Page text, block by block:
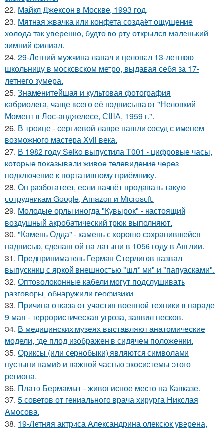
22. Майкл Джексон в Москве, 1993 год.
23. Мятная жвачка или конфета создаёт ощущение
холода так уверенно, будто во рту открылся маленький
зимний филиал.
24. 29-Летний мужчина лапал и целовал 13-летнюю
школьницу в московском метро, выдавая себя за 17-
летнего зумера.
25. Знаменитейшая и культовая фотография
кабриолета, чаще всего её подписывают "Неловкий
Момент в Лос-анджелесе, США, 1959 г.".
26. В троице - сергиевой лавре нашли сосуд с именем
возможного мастера Xvii века.
27. В 1982 году Seiko выпустила T001 - цифровые часы,
которые показывали живое телевидение через
подключение к портативному приёмнику.
28. Он разбогатеет, если начнёт продавать такую
сотрудникам Google, Amazon и Microsoft.
29. Молодые орлы иногда "Кувырок" - настоящий
воздушный акробатический трюк выполняют.
30. "Камень Одда" - камень с хорошо сохранившейся
надписью, сделанной на латыни в 1056 году в Англии.
31. Предприниматель Герман Стерлигов назвал
выпускниц с яркой внешностью "шл* ми" и "папуасками".
32. Оптоволоконные кабели могут подслушивать
разговоры, обнаружили геофизики.
33. Причина отказа от участия военной техники в параде
9 мая - террористическая угроза, заявил песков.
34. В медицинских музеях выставляют анатомические
модели, где плод изображен в сидячем положении.
35. Ориксы (или сернобыки) являются символами
пустыни намиб и важной частью экосистемы этого
региона.
36. Плато Бермамыт - живописное место на Кавказе.
37. 5 советов от гениального врача хирурга Николая
Амосова.
38. 19-Летняя актриса Александрина олексюк уверена,